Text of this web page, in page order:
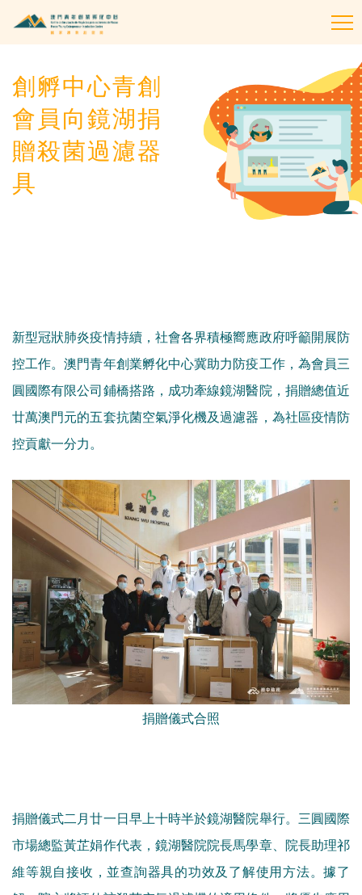
創孵中心青創
會員向鏡湖捐
贈殺菌過濾器
具
新型冠狀肺炎疫情持續，社會各界積極嚮應政府呼籲開展防
控工作。澳門青年創業孵化中心冀助力防疫工作，為會員三
圓國際有限公司鋪橋搭路，成功牽線鏡湖醫院，捐贈總值近
廿萬澳門元的五套抗菌空氣淨化機及過濾器，為社區疫情防
控貢獻一分力。
捐贈儀式合照
捐贈儀式二月廿一日早上十時半於鏡湖醫院舉行。三圓國際
市場總監黃芷娟作代表，鏡湖醫院院長馬學章、院長助理祁
維等親自接收，並查詢器具的功效及了解使用方法。據了